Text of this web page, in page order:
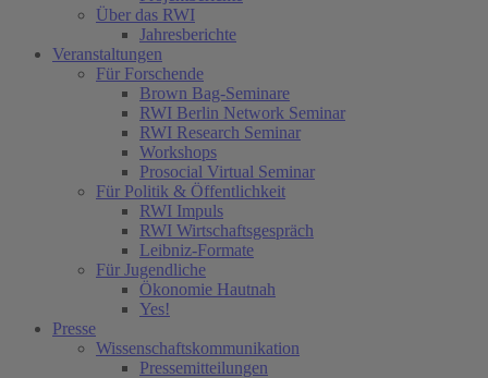
Über das RWI
Jahresberichte
Veranstaltungen
Für Forschende
Brown Bag-Seminare
RWI Berlin Network Seminar
RWI Research Seminar
Workshops
Prosocial Virtual Seminar
Für Politik & Öffentlichkeit
RWI Impuls
RWI Wirtschaftsgespräch
Leibniz-Formate
Für Jugendliche
Ökonomie Hautnah
Yes!
Presse
Wissenschaftskommunikation
Pressemitteilungen